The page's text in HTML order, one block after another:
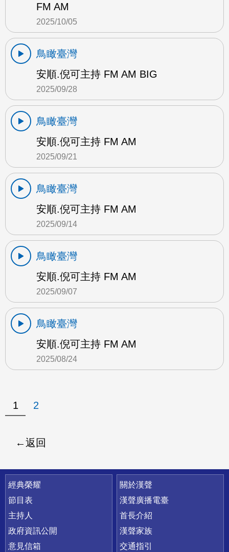
FM AM
2025/10/05
鳥瞰臺灣
安順.倪可主持 FM AM BIG
2025/09/28
鳥瞰臺灣
安順.倪可主持 FM AM
2025/09/21
鳥瞰臺灣
安順.倪可主持 FM AM
2025/09/14
鳥瞰臺灣
安順.倪可主持 FM AM
2025/09/07
鳥瞰臺灣
安順.倪可主持 FM AM
2025/08/24
1 2
返回
快速連結
經典榮耀
節目表
主持人
政府資訊公開
意見信箱
關於漢聲
漢聲廣播電臺
首長介紹
漢聲家族
交通指引